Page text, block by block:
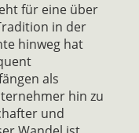
für eine über
in der
hinweg hat
als
hin zu
und